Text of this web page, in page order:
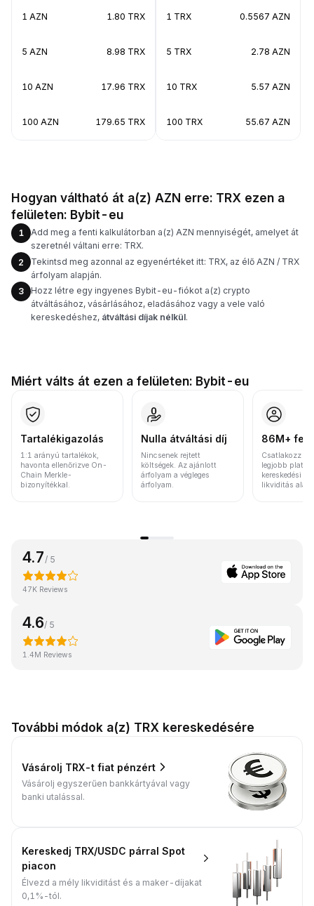
1 AZN 1.80 TRX
5 AZN 8.98 TRX
10 AZN 17.96 TRX
100 AZN 179.65 TRX
1 TRX 0.5567 AZN
5 TRX 2.78 AZN
10 TRX 5.57 AZN
100 TRX 55.67 AZN
Hogyan váltható át a(z) AZN erre: TRX ezen a
felületen: Bybit-eu
1
Add meg a fenti kalkulátorban a(z) AZN mennyiségét, amelyet át
szeretnél váltani erre: TRX.
2
Tekintsd meg azonnal az egyenértéket itt: TRX, az élő AZN / TRX
árfolyam alapján.
3
Hozz létre egy ingyenes Bybit-eu-fiókot a(z) crypto
átváltásához, vásárlásához, eladásához vagy a vele való
kereskedéshez, átváltási díjak nélkül.
Miért válts át ezen a felületen: Bybit-eu
Tartalékigazolás
1:1 arányú tartalékok,
havonta ellenőrizve On-
Chain Merkle-
bizonyítékkal.
Nulla átváltási díj
Nincsenek rejtett
költségek. Az ajánlott
árfolyam a végleges
árfolyam.
86M+
Csatlakozz a
legjobb
kereskedési
likviditás
4.7/ 5
47K Reviews
4.6/ 5
1.4M Reviews
További módok a(z) TRX kereskedésére
Vásárolj TRX-t fiat pénzért
Vásárolj egyszerűen bankkártyával vagy
banki utalással.
Kereskedj TRX/USDC párral Spot
piacon
Élvezd a mély likviditást és a maker-díjakat
0,1%-tól.